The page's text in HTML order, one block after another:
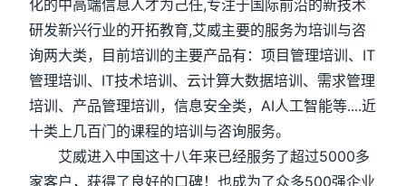
化的中高端信息人才为己任,专注于国际前沿的新技术
研发新兴行业的开拓教育,艾威主要的服务为培训与咨
询两大类，目前培训的主要产品有：项目管理培训、IT
管理培训、IT技术培训、云计算大数据培训、需求管理
培训、产品管理培训，信息安全类，AI人工智能等....近
十类上几百门的课程的培训与咨询服务。
艾威进入中国这十八年来已经服务了超过5000多
家客户，获得了良好的口碑！也成为了众多500强企业